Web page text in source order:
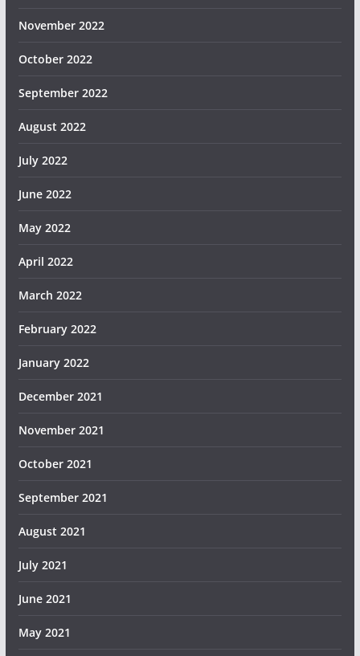
November 2022
October 2022
September 2022
August 2022
July 2022
June 2022
May 2022
April 2022
March 2022
February 2022
January 2022
December 2021
November 2021
October 2021
September 2021
August 2021
July 2021
June 2021
May 2021